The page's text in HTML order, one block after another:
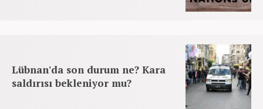
Lübnan'da son durum ne? Kara
saldırısı bekleniyor mu?